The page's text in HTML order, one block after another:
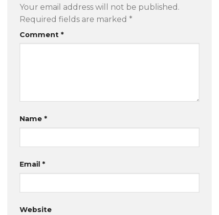
Your email address will not be published.
Required fields are marked *
Comment *
Name *
Email *
Website